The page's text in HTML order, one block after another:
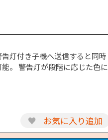
灯付き子機へ送信すると同時
。 警告灯が段階に応じた色に
♥ お気に入り追加